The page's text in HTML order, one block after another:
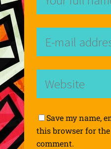
Save my name,
this browser for
comment.